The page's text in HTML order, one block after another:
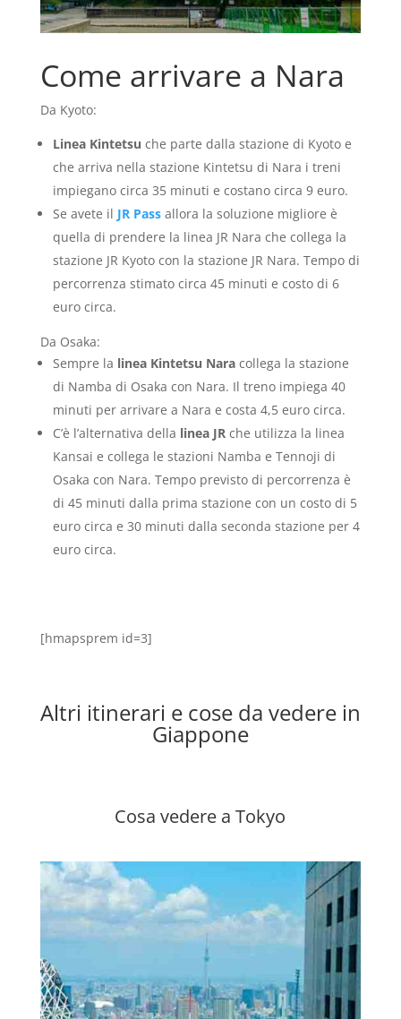
Come arrivare a Nara
Da Kyoto:
Linea Kintetsu che parte dalla stazione di Kyoto e
che arriva nella stazione Kintetsu di Nara i treni
impiegano circa 35 minuti e costano circa 9 euro.
Se avete il JR Pass allora la soluzione migliore è
quella di prendere la linea JR Nara che collega la
stazione JR Kyoto con la stazione JR Nara. Tempo di
percorrenza stimato circa 45 minuti e costo di 6
euro circa.
Da Osaka:
Sempre la linea Kintetsu Naracollega la stazione
di Namba di Osaka con Nara. Il treno impiega 40
minuti per arrivare a Nara e costa 4,5 euro circa.
C’è l’alternativa della linea JRche utilizza la linea
Kansai e collega le stazioni Namba e Tennoji di
Osaka con Nara. Tempo previsto di percorrenza è
di 45 minuti dalla prima stazione con un costo di 5
euro circa e 30 minuti dalla seconda stazione per 4
euro circa.
[hmapsprem id=3]
Altri itinerari e cose da vedere in
Giappone
Cosa vedere a Tokyo